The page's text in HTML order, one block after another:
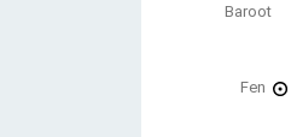
Baroot
Fen